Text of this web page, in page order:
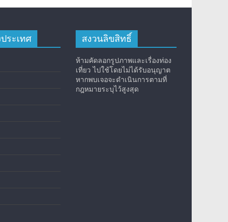
ระเทศ สงวนลิขสิทธิ์
ห้ามคัดลอกรูปภาพและเรื่องท่อง
เที่ยว ไปใช้โดยไม่ได้รับอนุญาต
หากพบเจอจะดำเนินการตามที่
กฎหมายระบุไว้สูงสุด